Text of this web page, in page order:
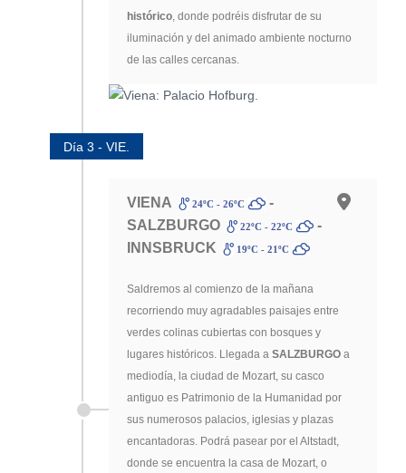
histórico, donde podréis disfrutar de su
iluminación y del animado ambiente nocturno
de las calles cercanas.
Día 3 - VIE.
VIENA 24ºC - 26ºC
-
SALZBURGO
22ºC - 22ºC
-
INNSBRUCK
19ºC - 21ºC
Saldremos al comienzo de la mañana
recorriendo muy agradables paisajes entre
verdes colinas cubiertas con bosques y
lugares históricos. Llegada a SALZBURGO a
mediodía, la ciudad de Mozart, su casco
antiguo es Patrimonio de la Humanidad por
sus numerosos palacios, iglesias y plazas
encantadoras. Podrá pasear por el Altstadt,
donde se encuentra la casa de Mozart, o